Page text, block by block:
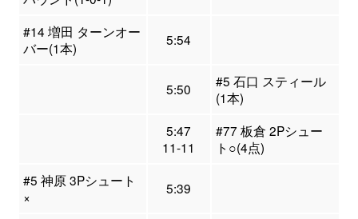
#14 増田 ターンオー
バー(1本)
5:54
5:50
#5 石口 スティール
(1本)
5:47
11-11
#77 板倉 2Pシュー
ト○(4点)
#5 神原 3Pシュート
×
5:39